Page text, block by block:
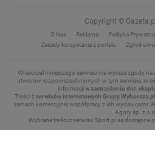
Copyright ©
O Nas Reklama Polityka
Zasady korzystania z portalu
Zgłoś
Właściciel niniejszego serwisu nie wyraża zgody
utworów rozpowszechnionych w tym serwisie, w
informacjiw zastrzeżeniu dot.
Treści zserwisów internetowych Grupy Wyborcza.pl
ramach komercyjnej współpracy z ich wydawcami:
Agory sp. z o.o.
Wybrane treści z serwisu Sport.pl są dostępne